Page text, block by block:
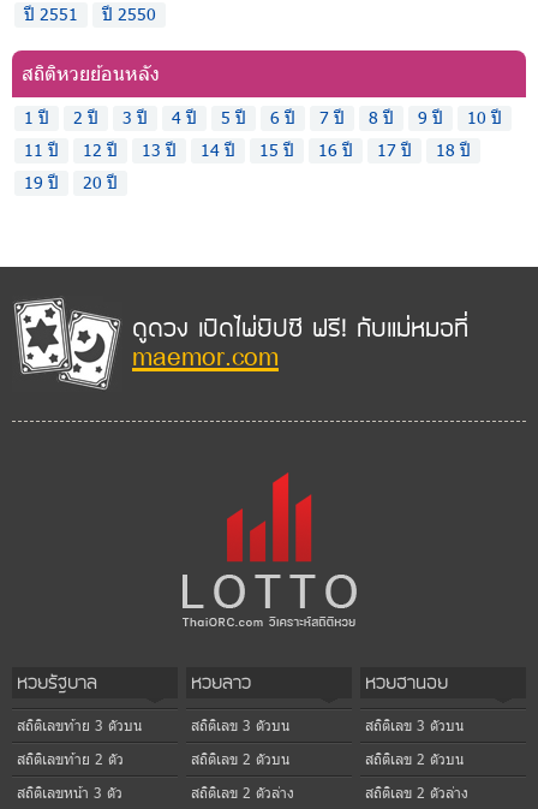
ปี 2551
ปี 2550
สถิติหวยย้อนหลัง
1 ปี 2 ปี 3 ปี 4 ปี 5 ปี 6 ปี 7 ปี 8 ปี 9 ปี
10 ปี
11 ปี
12 ปี 13 ปี 14 ปี 15 ปี 16 ปี 17 ปี
18 ปี
19 ปี
20 ปี
ดูดวง เปิดไพ่ยิปซี ฟรี! กับแม่หมอที่
maemor.com
หวยรัฐบาล
สถิติเลขท้าย 3 ตัวบน
สถิติเลขท้าย 2 ตัว
สถิติเลขหน้า 3 ตัว
หวยลาว
สถิติเลข 3 ตัวบน
สถิติเลข 2 ตัวบน
สถิติเลข 2 ตัวล่าง
หวยฮานอย
สถิติเลข 3 ตัวบน
สถิติเลข 2 ตัวบน
สถิติเลข 2 ตัวล่าง